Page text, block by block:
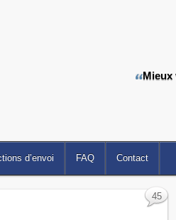
d’envoi FAQ Contact
45